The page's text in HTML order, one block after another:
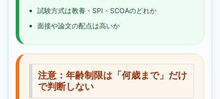
試験方式は教養・SPI・SCOAのどれか
面接や論文の配点は高いか
注意：年齢制限は「何歳まで」だけ
で判断しない